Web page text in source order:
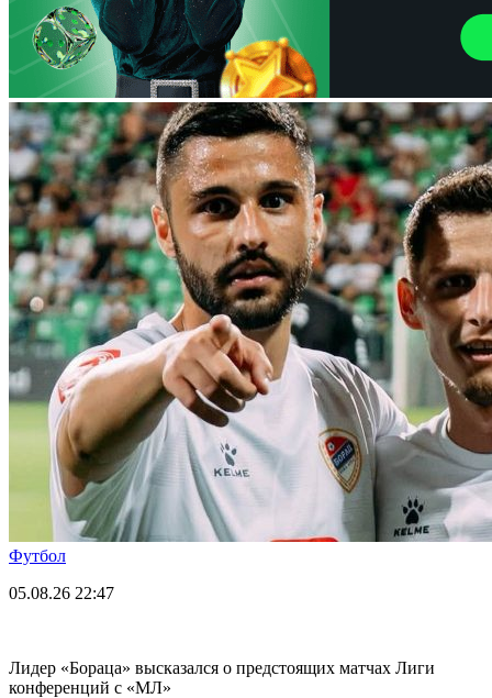
Футбол
05.08.26 22:47
Лидер «Бораца» высказался о предстоящих матчах Лиги
конференций с «МЛ»